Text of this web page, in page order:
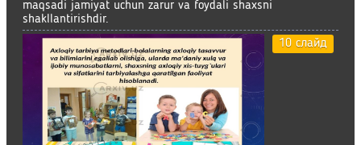
maqsadi jamiyat uchun zarur va foydali shaxsni
shakllantirishdir.
10 слайд